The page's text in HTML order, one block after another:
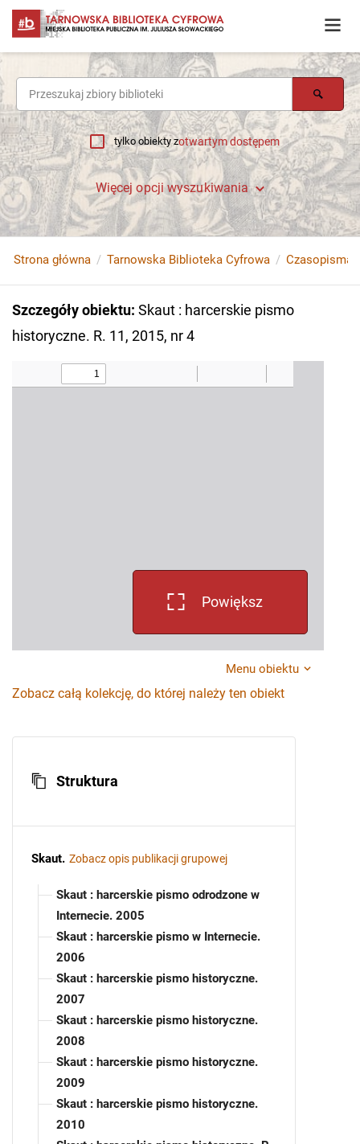
tylko obiekty zotwartym dostępem
Więcej opcji wyszukiwania
Strona główna Tarnowska Biblioteka Cyfrowa Czasopisma
Szczegóły obiektu: Skaut : harcerskie pismo
historyczne. R. 11, 2015, nr 4
Powiększ
Menu obiektu
Zobacz całą kolekcję, do której należy ten obiekt
Struktura
Skaut. Zobacz opis publikacji grupowej
Skaut : harcerskie pismo odrodzone w
Internecie. 2005
Skaut : harcerskie pismo w Internecie.
2006
Skaut : harcerskie pismo historyczne.
2007
Skaut : harcerskie pismo historyczne.
2008
Skaut : harcerskie pismo historyczne.
2009
Skaut : harcerskie pismo historyczne.
2010